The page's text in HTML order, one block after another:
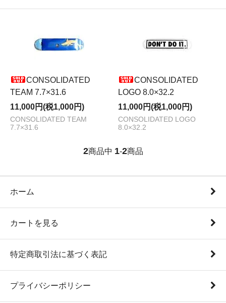
CONSOLIDATED
TEAM 7.7×31.6
11,000円(税1,000円)
CONSOLIDATED TEAM
7.7×31.6
CONSOLIDATED
LOGO 8.0×32.2
11,000円(税1,000円)
CONSOLIDATED LOGO
8.0×32.2
2商品中 1-2商品
ホーム
カートを見る
特定商取引法に基づく表記
プライバシーポリシー